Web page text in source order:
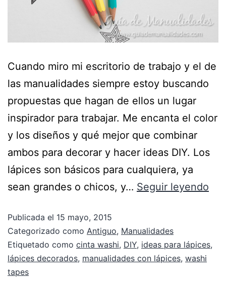
Cuando miro mi escritorio de trabajo y el de
las manualidades siempre estoy buscando
propuestas que hagan de ellos un lugar
inspirador para trabajar. Me encanta el color
y los diseños y qué mejor que combinar
ambos para decorar y hacer ideas DIY. Los
lápices son básicos para cualquiera, ya
sean grandes o chicos, y… Seguir leyendo
Publicada el 15 mayo, 2015
Categorizado como Antiguo, Manualidades
Etiquetado como cinta washi, DIY, ideas para lápices,
lápices decorados, manualidades con lápices, washi
tapes